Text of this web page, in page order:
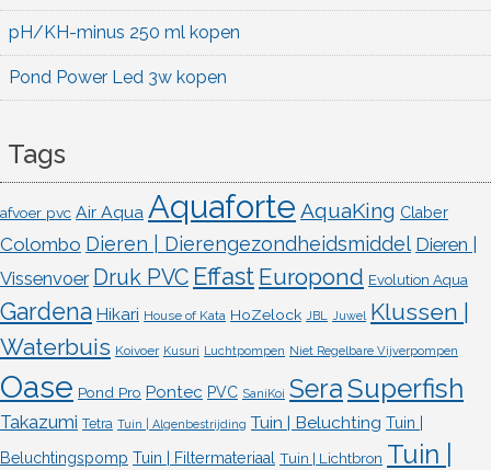
pH/KH-minus 250 ml kopen
Pond Power Led 3w kopen
Tags
afvoer pvc Air Aqua Aquaforte AquaKing Claber
Colombo Dieren | Dierengezondheidsmiddel Dieren |
Vissenvoer Druk PVC Effast Europond Evolution Aqua
Gardena Hikari House of Kata HoZelock JBL Juwel Klussen |
Waterbuis Koivoer Kusuri Luchtpompen Niet Regelbare Vijverpompen
Oase Pond Pro Pontec PVC SaniKoi SeraSuperfish
Takazumi Tetra Tuin | Algenbestrijding Tuin | Beluchting Tuin |
Beluchtingspomp Tuin | Filtermateriaal Tuin | Lichtbron Tuin |